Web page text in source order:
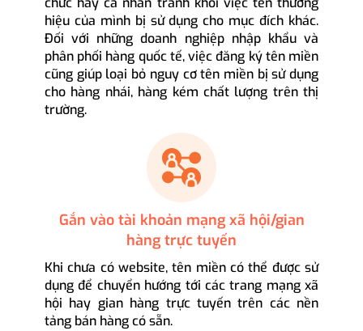
hiệu của mình bị sử dụng cho mục đích khác.
Đối với những doanh nghiệp nhập khẩu và
phân phối hàng quốc tế, việc đăng ký tên miền
cũng giúp loại bỏ nguy cơ tên miền bị sử dụng
cho hàng nhái, hàng kém chất lượng trên thị
trường.
Gắn vào tài khoản mạng xã hội/gian
hàng trực tuyến
Khi chưa có website, tên miền có thể được sử
dụng để chuyển hướng tới các trang mạng xã
hội hay gian hàng trực tuyến trên các nền
tảng bán hàng có sẵn.